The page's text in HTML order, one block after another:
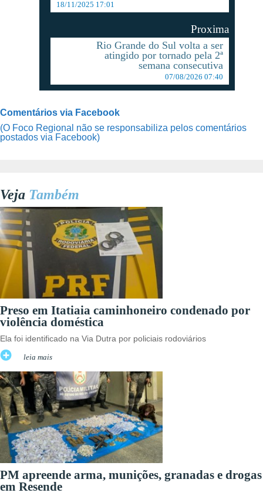
18/11/2025 17:01
Proxima
Rio Grande do Sul volta a ser
atingido por tornado pela 2ª
semana consecutiva
07/08/2026 07:40
Comentários via Facebook
(O Foco Regional não se responsabiliza pelos comentários
postados via Facebook)
Veja Também
Preso em Itatiaia caminhoneiro condenado por
violência doméstica
Ela foi identificado na Via Dutra por policiais rodoviários
leia mais
PM apreende arma, munições, granadas e drogas
em Resende